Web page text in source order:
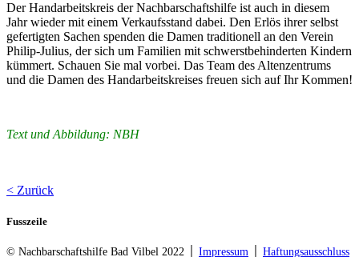
Der Handarbeitskreis der Nachbarschaftshilfe ist auch in diesem
Jahr wieder mit einem Verkaufsstand dabei. Den Erlös ihrer selbst
gefertigten Sachen spenden die Damen traditionell an den Verein
Philip-Julius, der sich um Familien mit schwerstbehinderten Kindern
kümmert. Schauen Sie mal vorbei. Das Team des Altenzentrums
und die Damen des Handarbeitskreises freuen sich auf Ihr Kommen!
Text und Abbildung: NBH
< Zurück
Fusszeile
© Nachbarschaftshilfe Bad Vilbel 2022 │ Impressum Haftungsausschluss